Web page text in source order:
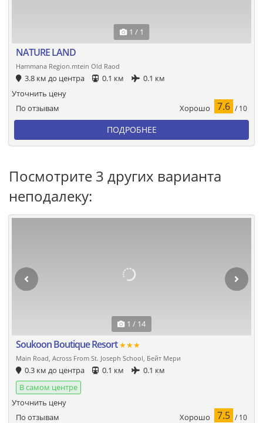
1 / 1
NATURE LAND
Hammana Region.mtein Old Raod
3.8 км до центра 0.1 км 0.1 км
По отзывам Хорошо 7.6 / 10
Уточнить цену
ПОДРОБНЕЕ
Посмотрите 3 других варианта
неподалеку:
1 / 14
Soukoon Boutique Resort★★★
Main Road, Across From St. Joseph School, Бейт Мери
0.3 км до центра 0.1 км
0.1 км
В самом центре
По отзывам Хорошо 7.5 / 10
Уточнить цену